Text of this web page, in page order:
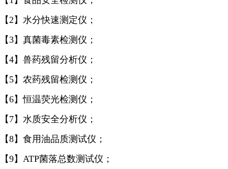
【2】水分快速测定仪；
【3】真菌毒素检测仪；
【4】兽药残留分析仪；
【5】农药残留检测仪；
【6】恒温荧光检测仪；
【7】水质安全分析仪；
【8】食用油品质测试仪；
【9】ATP菌落总数测试仪；